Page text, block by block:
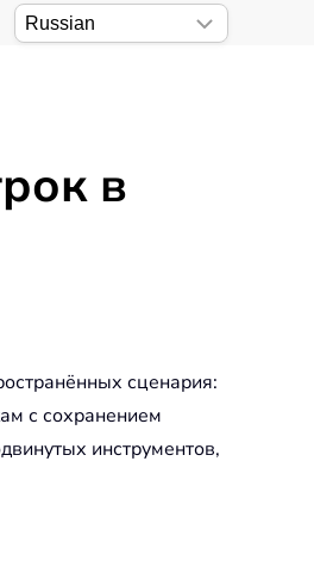
в
сценария:
с сохранением
инструментов,